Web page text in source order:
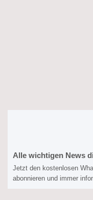
Alle wichtigen News
Jetzt den kostenlosen
abonnieren und immer